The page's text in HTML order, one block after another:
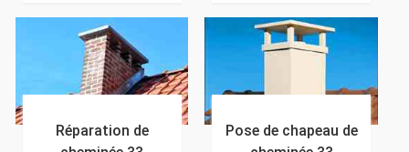
Réparation de
Pose de chapeau de